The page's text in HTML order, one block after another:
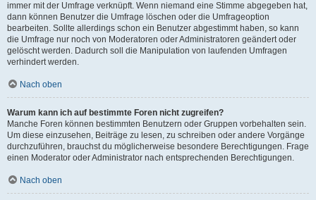
immer mit der Umfrage verknüpft. Wenn niemand eine Stimme abgegeben hat,
dann können Benutzer die Umfrage löschen oder die Umfrageoption
bearbeiten. Sollte allerdings schon ein Benutzer abgestimmt haben, so kann
die Umfrage nur noch von Moderatoren oder Administratoren geändert oder
gelöscht werden. Dadurch soll die Manipulation von laufenden Umfragen
verhindert werden.
Nach oben
Warum kann ich auf bestimmte Foren nicht zugreifen?
Manche Foren können bestimmten Benutzern oder Gruppen vorbehalten sein.
Um diese einzusehen, Beiträge zu lesen, zu schreiben oder andere Vorgänge
durchzuführen, brauchst du möglicherweise besondere Berechtigungen. Frage
einen Moderator oder Administrator nach entsprechenden Berechtigungen.
Nach oben